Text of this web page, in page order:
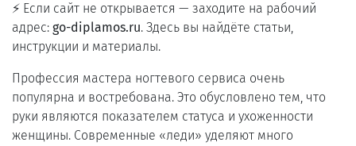
⚡ Если сайт не открывается — заходите на рабочий
адрес: go-diplamos.ru. Здесь вы найдёте статьи,
инструкции и материалы.
Профессия мастера ногтевого сервиса очень
популярна и востребована. Это обусловлено тем, что
руки являются показателем статуса и ухоженности
женщины. Современные «леди» уделяют много